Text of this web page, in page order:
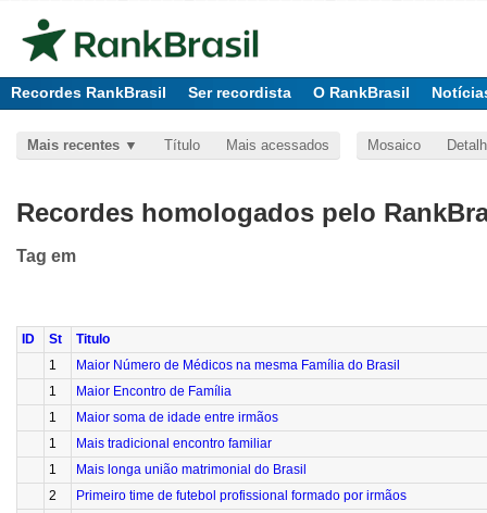
Recordes RankBrasil Ser recordista O RankBrasil
Mais recentes Título Mais acessados Mosaico
Recordes homologados pelo
Tag em
ID St
Titulo
1
Maior Número de Médicos na mesma Família do Brasil
1
Maior Encontro de Família
1
Maior soma de idade entre irmãos
1
Mais tradicional encontro familiar
1
Mais longa união matrimonial do Brasil
2
Primeiro time de futebol profissional formado por irmãos